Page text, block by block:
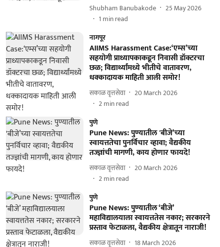
Shubham Banubakode
25 May 2026
1 min read
नागपूर
AIIMS Harassment Case:‘एम्स’च्या
सहयोगी प्राध्यापकाकडून निवासी डॉक्टरचा
छळ; विद्यार्थ्यांमध्ये भीतीचे वातावरण,
धक्कादायक माहिती आली समाेर!
सकाळ वृत्तसेवा
20 March 2026
2min read
पुणे
Pune News: पुण्यातील 'बीजे’च्‍या
स्वायत्ततेचा पुनर्विचार व्‍हावा; वैद्यकीय
तज्‍ज्ञांची मागणी, काय होणार फायदे!
सकाळ वृत्तसेवा
20 March 2026
2min read
पुणे
Pune News: पुण्यातील ‘बीजे’
महाविद्यालयाला स्वायत्ततेस नकार; सरकारने
प्रस्ताव फेटाळला, वैद्यकीय क्षेत्रातून नाराजी!
सकाळ वृत्तसेवा 18 March 2026